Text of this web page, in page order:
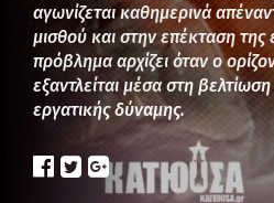
αγωνίζεται καθημερινά
μισθού και στην επέκταση της
πρόβλημα αρχίζει όταν ο
εξαντλείται μέσα στη
εργατικής δύναμης.